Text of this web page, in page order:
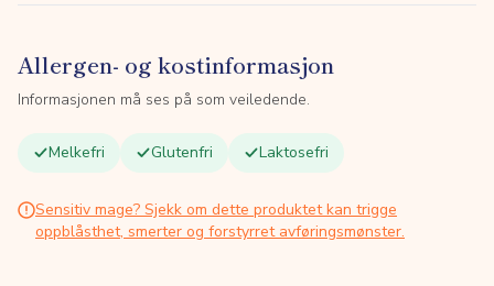
Allergen- og kostinformasjon
Informasjonen må ses på som veiledende.
Melkefri Glutenfri Laktosefri
Sensitiv mage? Sjekk om dette produktet kan trigge
oppblåsthet, smerter og forstyrret avføringsmønster.